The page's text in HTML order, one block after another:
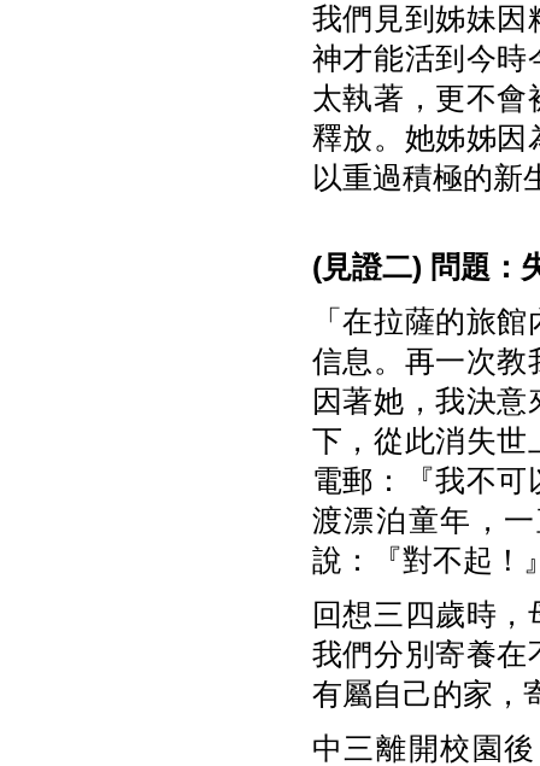
我們見到姊妹因
神才能活到今時
太執著，更不會
釋放。她姊姊因
以重過積極的新
(見證二) 問題：
「在拉薩的旅
信息。再一次
因著她，我決
下，從此消失
電郵：『我不
渡漂泊童年，
說：『對不起！
回想三四歲時
我們分別寄養在
有屬自己的家，
中三離開校園